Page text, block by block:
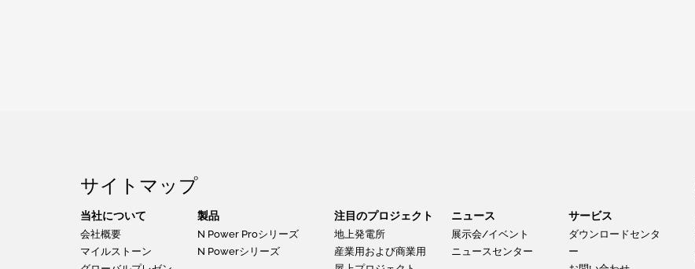
サイトマップ
当社について
会社概要
マイルストーン
製品
N Power Proシリーズ
N Powerシリーズ
注目のプロジェクト
地上発電所
産業用および商業用
ニュース
展示会/イベント
ニュースセンター
サービス
ダウンロードセンタ
ー